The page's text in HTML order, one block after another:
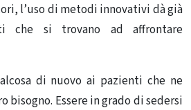
l’uso di metodi innovativi dà già
che si trovano ad affrontare
di nuovo ai pazienti che ne
bisogno. Essere in grado di sedersi